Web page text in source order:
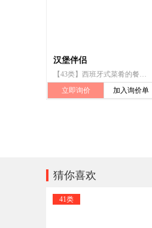
汉堡伴侣
【43类】西班牙式菜肴的餐饮供应服务;欧式菜肴的餐饮供应服务;日式菜肴的餐饮供应服务;自助餐厅;餐厅;餐馆;快餐馆;外卖餐馆;比萨店;酒吧服务
立即询价
加入询价单
猜你喜欢
41类